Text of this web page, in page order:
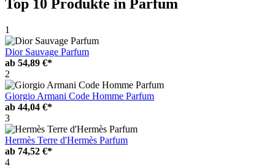
Top 10 Produkte in Parfum
1
Dior Sauvage Parfum
ab 54,89 €*
2
Giorgio Armani Code Homme Parfum
ab 44,04 €*
3
Hermès Terre d'Hermès Parfum
ab 74,52 €*
4